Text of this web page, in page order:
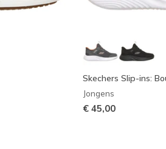
Skechers Slip-ins:
Jongens
€ 45,00